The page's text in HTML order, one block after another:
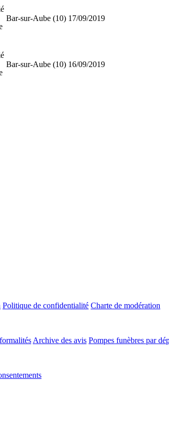
Bar-sur-Aube (10) 17/09/2019
Bar-sur-Aube (10) 16/09/2019
Politique de confidentialité Charte de modération
Archive des avis Pompes funèbres par